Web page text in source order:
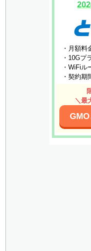
・月額料
・10Gプ
・WiFiル
・契約期
＼最